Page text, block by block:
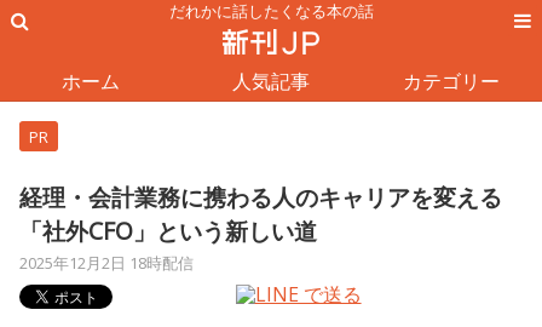
だれかに話したくなる本の話
ホーム 人気記事 カテゴリー
PR
経理・会計業務に携わる人のキャリアを変える
「社外CFO」という新しい道
2025年12月2日 18時配信